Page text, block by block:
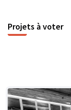
Projets à voter